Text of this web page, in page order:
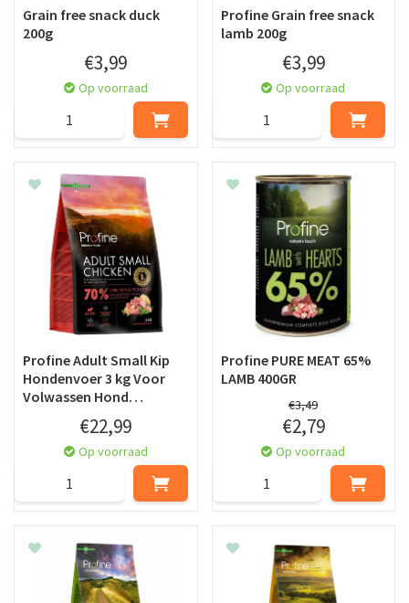
Grain free snack duck
200g
€3,99
Op voorraad
Profine Grain free snack
lamb 200g
€3,99
Op voorraad
Profine Adult Small Kip
Hondenvoer 3 kg Voor
Volwassen Hond…
€22,99
Op voorraad
Profine PURE MEAT 65%
LAMB 400GR
€3,49
€2,79
Op voorraad